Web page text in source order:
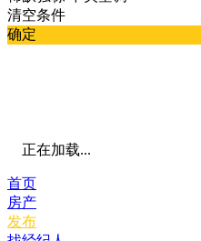
清空条件
确定
正在加载...
首页
房产
发布